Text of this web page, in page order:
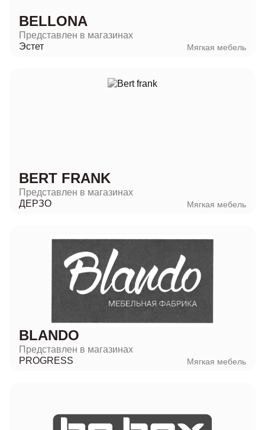
BELLONA
Представлен в магазинах
Эстет
Мягкая мебель
BERT FRANK
Представлен в магазинах
ДЕРЗО
Мягкая мебель
BLANDO
Представлен в магазинах
PROGRESS
Мягкая мебель